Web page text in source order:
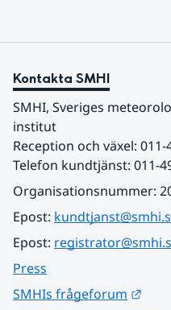
Kontakta SMHI
SMHI, Sveriges
institut
Reception och växel: 011-
Telefon kundtjänst: 011-
Organisationsnummer:
Epost:
Epost:
Press
SMHIs frågeforum